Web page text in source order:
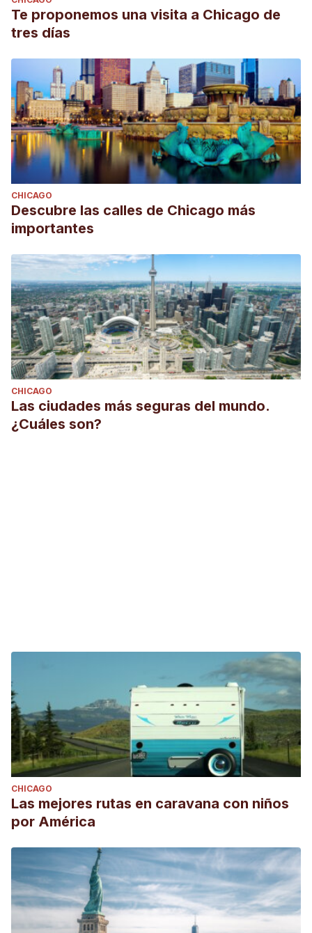
Te proponemos una visita a Chicago de
tres días
CHICAGO
Descubre las calles de Chicago más
importantes
CHICAGO
Las ciudades más seguras del mundo.
¿Cuáles son?
CHICAGO
Las mejores rutas en caravana con niños
por América